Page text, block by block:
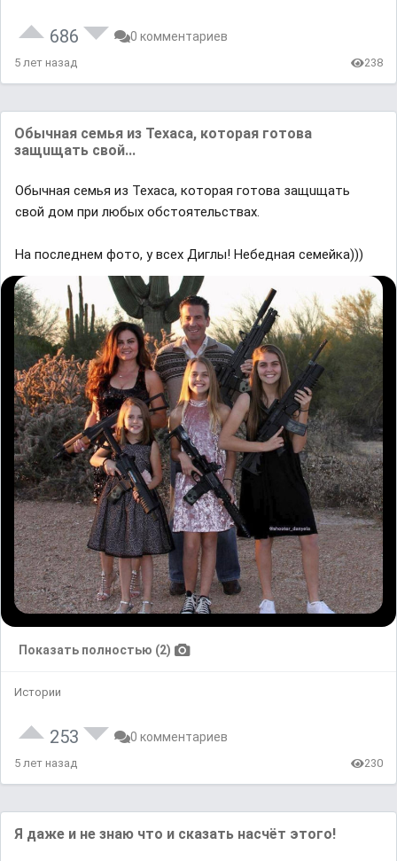
686 0 комментариев
5 лет назад 238
Обычная семья из Техаса, которая готова
защuщать свой...
Обычная семья из Техаса, которая готова защuщать
свой дом при любых обстоятельствах.
На последнем фото, у всех Диглы! Небедная семейка)))
Показать полностью (2)
Истории
253 0 комментариев
5 лет назад 230
Я даже и не знаю что и сказать насчёт этого!